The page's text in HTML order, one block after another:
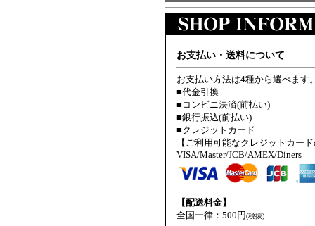
お支払い・送料について
お支払い方法は4種から選べます
■代金引換
■コンビニ決済(前払い)
■銀行振込(前払い)
■クレジットカード
【ご利用可能なクレジットカー
VISA/Master/JCB/AMEX/Diners
【配送料金】
全国一律：500円(税抜)